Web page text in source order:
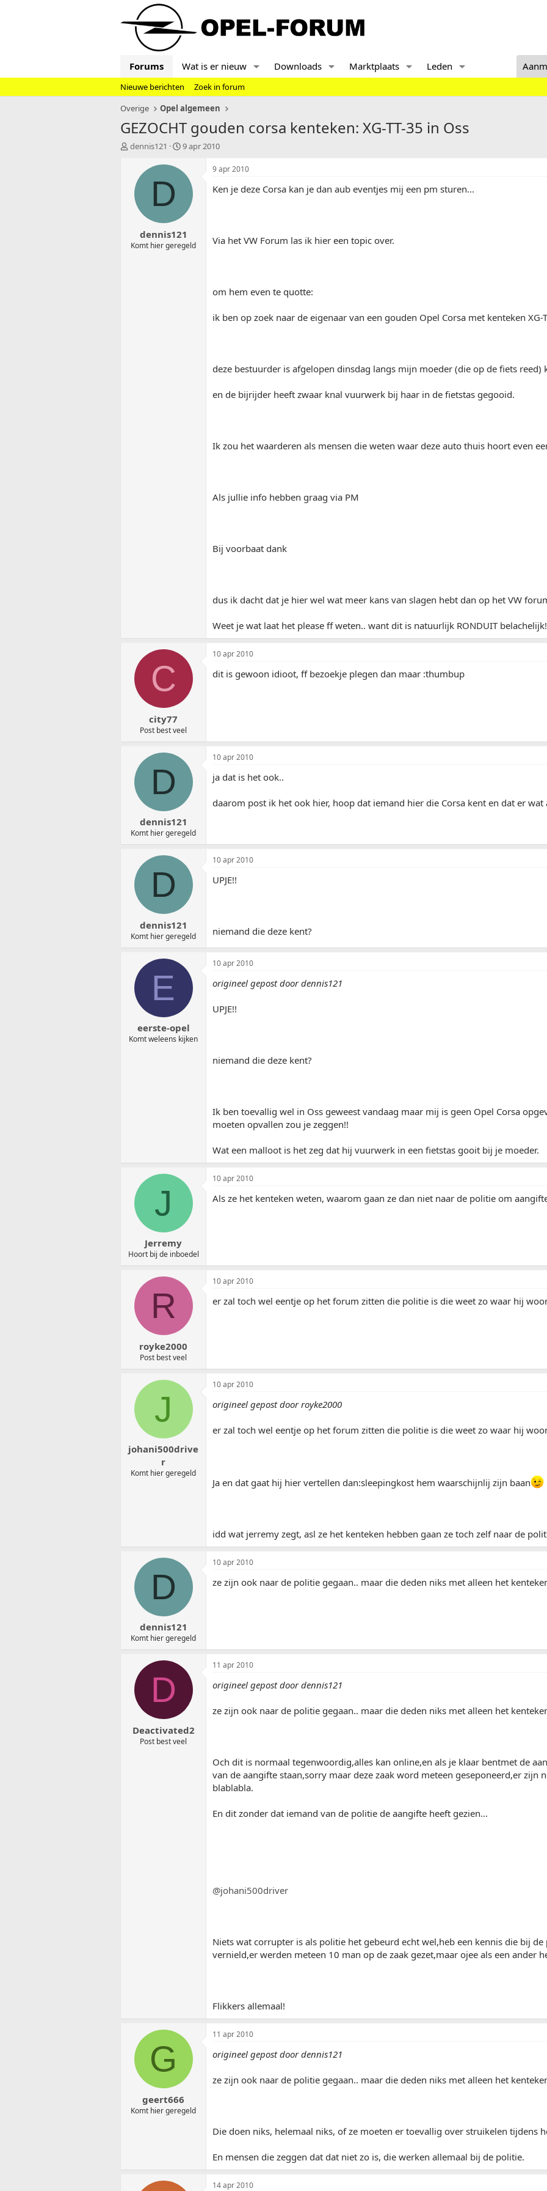
Forums Wat is er nieuw Downloads Marktplaats Leden
Nieuwe berichten
Zoek in forum
Overige
Opel algemeen
GEZOCHT gouden corsa kenteken: XG-TT-35 in Oss
T
t
dennis121
S
a
u
m
9 apr 2010
D
dennis121
Komt hier geregeld
9 apr 2010
Ken je deze Corsa kan je dan aub eventjes mij een pm sturen...
Via het VW Forum las ik hier een topic over.
om hem even te quotte:
ik ben op zoek naar de eigenaar van een gouden Opel Corsa met kenteken XG-
deze bestuurder is afgelopen dinsdag langs mijn moeder (die op de fiets reed)
en de bijrijder heeft zwaar knal vuurwerk bij haar in de fietstas gegooid.
Ik zou het waarderen als mensen die weten waar deze auto thuis hoort even
Als jullie info hebben graag via PM
Bij voorbaat dank
dus ik dacht dat je hier wel wat meer kans van slagen hebt dan op het VW
Weet je wat laat het please ff weten.. want dit is natuurlijk RONDUIT
C
city77
Post best veel
10 apr 2010
dit is gewoon idioot, ff bezoekje plegen dan maar :thumbup
D
dennis121
Komt hier geregeld
10 apr 2010
ja dat is het ook..
daarom post ik het ook hier, hoop dat iemand hier die Corsa kent en dat er
D
dennis121
Komt hier geregeld
10 apr 2010
UPJE!!
niemand die deze kent?
E
eerste-opel
Komt weleens kijken
10 apr 2010
origineel gepost door dennis121
UPJE!!
niemand die deze kent?
Ik ben toevallig wel in Oss geweest vandaag maar mij is geen Opel Corsa
moeten opvallen zou je zeggen!!
Wat een malloot is het zeg dat hij vuurwerk in een fietstas gooit bij je moeder.
J
Jerremy
Hoort bij de inboedel
10 apr 2010
Als ze het kenteken weten, waarom gaan ze dan niet naar de politie om
R
royke2000
Post best veel
10 apr 2010
er zal toch wel eentje op het forum zitten die politie is die weet zo waar hij
J
johani500drive
r
Komt hier geregeld
10 apr 2010
origineel gepost door royke2000
er zal toch wel eentje op het forum zitten die politie is die weet zo waar hij
Ja en dat gaat hij hier vertellen dan:sleepingkost hem waarschijnlij zijn baan
idd wat jerremy zegt, asl ze het kenteken hebben gaan ze toch zelf naar de
D
dennis121
Komt hier geregeld
10 apr 2010
ze zijn ook naar de politie gegaan.. maar die deden niks met alleen het
D
Deactivated2
Post best veel
11 apr 2010
origineel gepost door dennis121
ze zijn ook naar de politie gegaan.. maar die deden niks met alleen het
Och dit is normaal tegenwoordig,alles kan online,en als je klaar bentmet de
van de aangifte staan,sorry maar deze zaak word meteen geseponeerd,er zijn
blablabla.
En dit zonder dat iemand van de politie de aangifte heeft gezien...
@johani500driver
Niets wat corrupter is als politie het gebeurd echt wel,heb een kennis die bij
vernield,er werden meteen 10 man op de zaak gezet,maar ojee als een ander
Flikkers allemaal!
G
geert666
Komt hier geregeld
11 apr 2010
origineel gepost door dennis121
ze zijn ook naar de politie gegaan.. maar die deden niks met alleen het
Die doen niks, helemaal niks, of ze moeten er toevallig over struikelen tijdens
En mensen die zeggen dat dat niet zo is, die werken allemaal bij de politie.
14 apr 2010